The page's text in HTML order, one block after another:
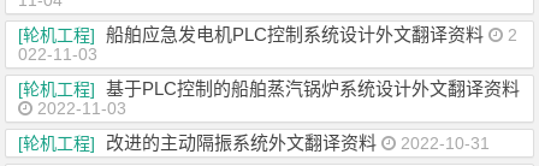
[轮机工程]
船舶应急发电机PLC控制系统设计外文翻译资料
2
022-11-03
[轮机工程]
基于PLC控制的船舶蒸汽锅炉系统设计外文翻译资料
2022-11-03
[轮机工程]
改进的主动隔振系统外文翻译资料
2022-10-31